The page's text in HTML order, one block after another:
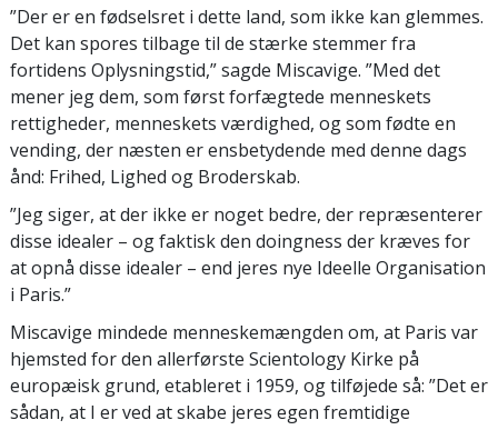
”Der er en fødselsret i dette land, som ikke kan glemmes.
Det kan spores tilbage til de stærke stemmer fra
fortidens Oplysningstid,” sagde Miscavige. ”Med det
mener jeg dem, som først forfægtede menneskets
rettigheder, menneskets værdighed, og som fødte en
vending, der næsten er ensbetydende med denne dags
ånd: Frihed, Lighed og Broderskab.
”Jeg siger, at der ikke er noget bedre, der repræsenterer
disse idealer – og faktisk den doingness der kræves for
at opnå disse idealer – end jeres nye Ideelle Organisation
i Paris.”
Miscavige mindede menneskemængden om, at Paris var
hjemsted for den allerførste Scientology Kirke på
europæisk grund, etableret i 1959, og tilføjede så: ”Det er
sådan, at I er ved at skabe jeres egen fremtidige